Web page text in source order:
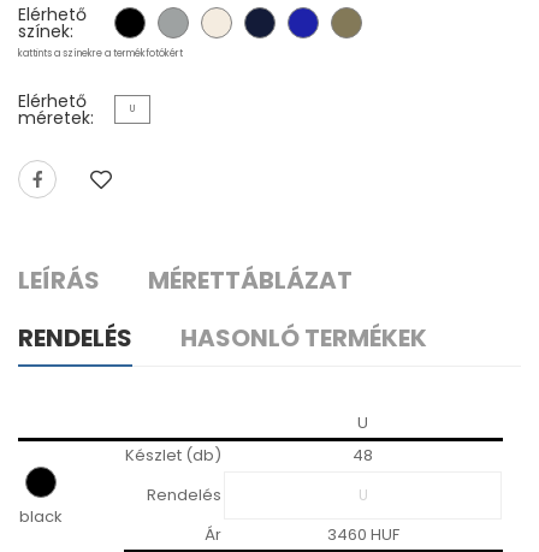
Elérhető
színek:
kattints a színekre a termékfotókért
Elérhető
méretek: U
LEÍRÁS
MÉRETTÁBLÁZAT
RENDELÉS
HASONLÓ TERMÉKEK
U
black
Készlet (db)
48
Rendelés
Ár
3460 HUF